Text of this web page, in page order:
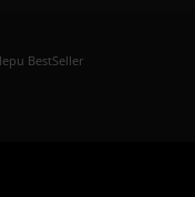
BestSeller